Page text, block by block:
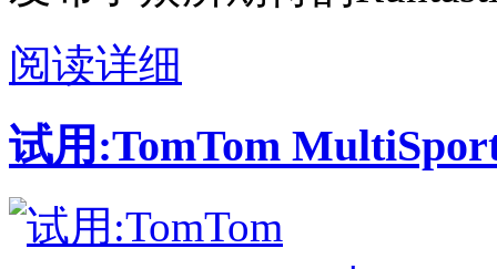
阅读详细
试用:TomTom